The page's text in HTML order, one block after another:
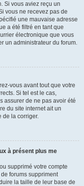
Si vous aviez reçu un
vous ne recevez pas de
une mauvaise adresse
a été filtré en tant que
électronique que vous
un administrateur du forum.
vous avant tout que votre
Si tel est le cas,
assurer de ne pas avoir été
du site internet ait un
de la corriger.
à présent plus me
supprimé votre compte
forums suppriment
la taille de leur base de